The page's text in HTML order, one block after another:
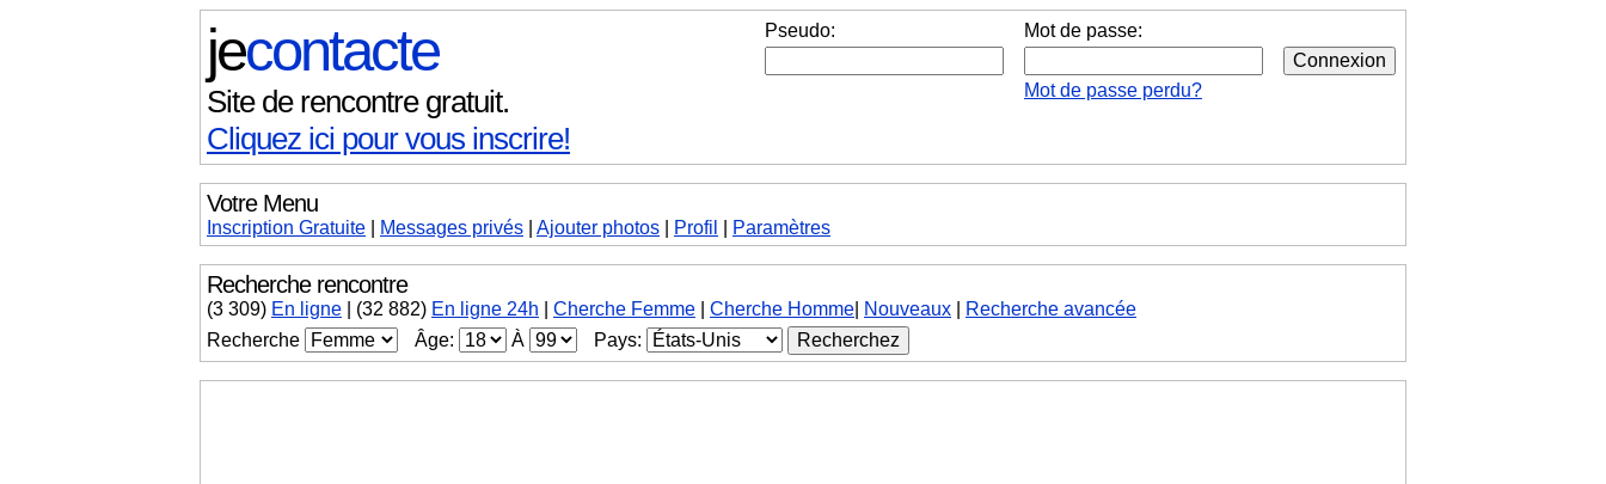
Pseudo: Mot de passe:
Mot de passe perdu?
jecontacte
Site de rencontre gratuit.
Cliquez ici pour vous inscrire!
Votre Menu
Inscription Gratuite Messages privés Ajouter photos Profil Paramètres
Recherche rencontre
(3 309) En ligne (32 882) En ligne 24h Cherche Femme Cherche Homme Nouveaux
Recherche avancée
Recherche
Âge: À Pays: